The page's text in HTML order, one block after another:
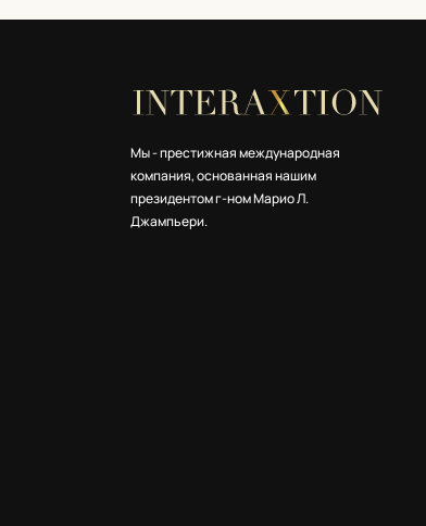
Мы - престижная международная
компания, основанная нашим
президентом г-ном Марио Л.
Джампьери.